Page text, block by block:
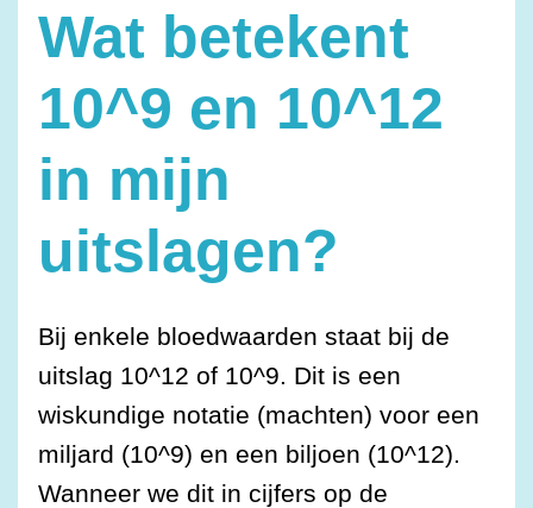
Wat betekent
10^9 en 10^12
in mijn
uitslagen?
Bij enkele bloedwaarden staat bij de
uitslag 10^12 of 10^9. Dit is een
wiskundige notatie (machten) voor een
miljard (10^9) en een biljoen (10^12).
Wanneer we dit in cijfers op de